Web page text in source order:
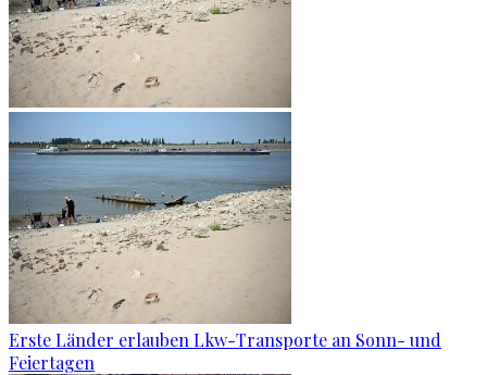
Erste Länder erlauben Lkw-Transporte an Sonn- und
Feiertagen